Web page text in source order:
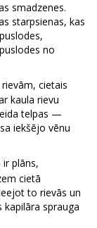
smadzenes.
starpsienas, kas
no
cietais
kaula rievu
telpas —
iekšējo vēnu
plāns,
cietā
to rievās un
sprauga